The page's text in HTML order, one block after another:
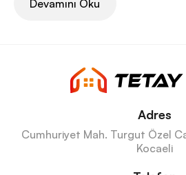
Devamını Oku
Adres
Cumhuriyet Mah. Turgut Özel
Kocaeli